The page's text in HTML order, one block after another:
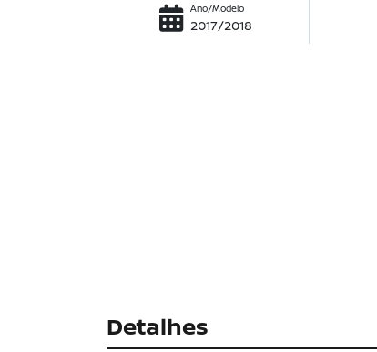
Ano/Modelo
2017/2018
Detalhes